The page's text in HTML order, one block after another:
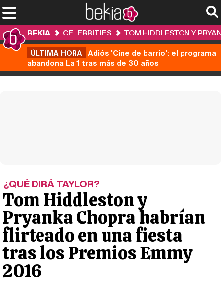
BEKIA CELEBRITIES
TOM HIDDLESTON Y
ÚLTIMA HORA Adiós 'Cine de barrio': el programa
abandona La 1 tras más de 30 años
¿QUÉ DIRÁ TAYLOR?
Tom Hiddleston y
Pryanka Chopra habrían
flirteado en una fiesta
tras los Premios Emmy
2016